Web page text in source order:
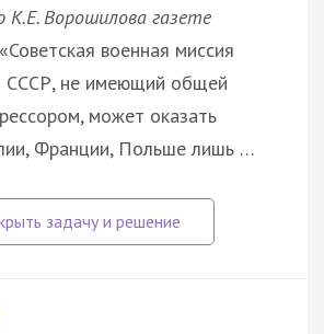
Ворошилова газете
«Советская военная миссия
СССР, не имеющий общей
может оказать
Франции, Польше лишь …